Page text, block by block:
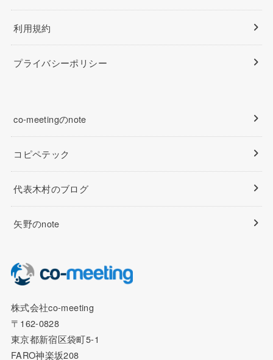
利用規約
プライバシーポリシー
co-meetingのnote
コピペテック
代表木村のブログ
矢野のnote
株式会社co-meeting
〒162-0828
東京都新宿区袋町5-1
FARO神楽坂208